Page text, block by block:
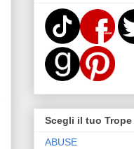
Scegli il tuo Trope
ABUSE